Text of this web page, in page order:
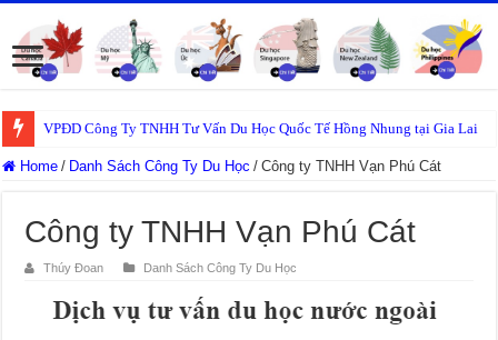
VPĐD Công Ty TNHH Tư Vấn Du Học Quốc Tế Hồng Nhung tại Gia Lai
Home / Danh Sách Công Ty Du Học / Công ty TNHH Vạn Phú Cát
Công ty TNHH Vạn Phú Cát
Thúy Đoan Danh Sách Công Ty Du Học